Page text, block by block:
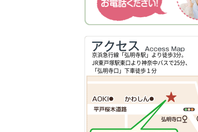
京浜急行線「弘明寺駅」より徒歩3分。
JR東戸塚駅東口より神奈中バスで25分、
「弘明寺口」下車徒歩１分